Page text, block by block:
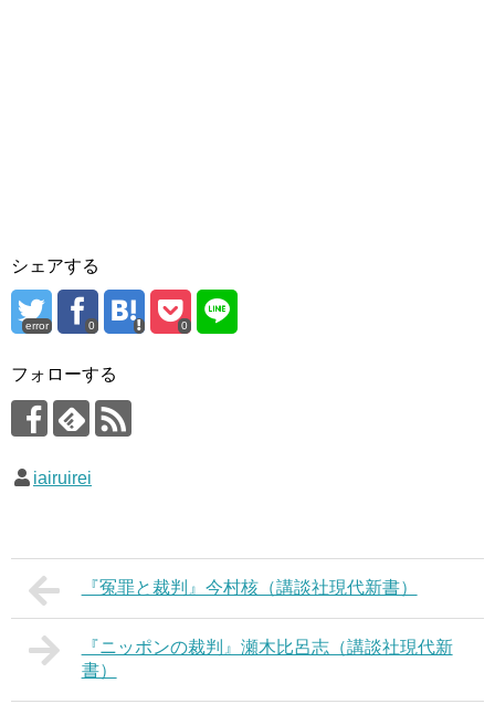
シェアする
error 0 0
フォローする
iairuirei
『冤罪と裁判』今村核（講談社現代新書）
『ニッポンの裁判』瀬木比呂志（講談社現代新
書）